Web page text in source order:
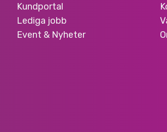
Kundportal
Lediga jobb
Event & Nyheter